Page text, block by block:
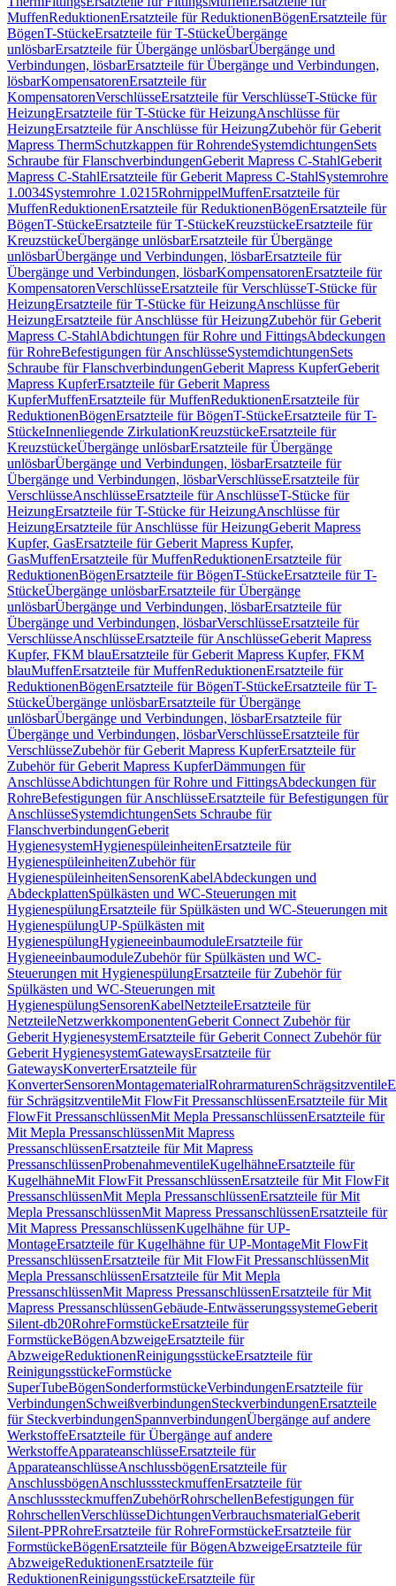
MuffenReduktionenErsatzteile für ReduktionenBögenErsatzteile für
BögenT-StückeErsatzteile für T-StückeÜbergänge
unlösbarErsatzteile für Übergänge unlösbarÜbergänge und
Verbindungen, lösbarErsatzteile für Übergänge und Verbindungen,
lösbarKompensatorenErsatzteile für
KompensatorenVerschlüsseErsatzteile für VerschlüsseT-Stücke für
HeizungErsatzteile für T-Stücke für HeizungAnschlüsse für
HeizungErsatzteile für Anschlüsse für HeizungZubehör für Geberit
Mapress ThermSchutzkappen für RohrendeSystemdichtungenSets
Schraube für FlanschverbindungenGeberit Mapress C-StahlGeberit
Mapress C-StahlErsatzteile für Geberit Mapress C-StahlSystemrohre
1.0034Systemrohre 1.0215RohrnippelMuffenErsatzteile für
MuffenReduktionenErsatzteile für ReduktionenBögenErsatzteile für
BögenT-StückeErsatzteile für T-StückeKreuzstückeErsatzteile für
KreuzstückeÜbergänge unlösbarErsatzteile für Übergänge
unlösbarÜbergänge und Verbindungen, lösbarErsatzteile für
Übergänge und Verbindungen, lösbarKompensatorenErsatzteile für
KompensatorenVerschlüsseErsatzteile für VerschlüsseT-Stücke für
HeizungErsatzteile für T-Stücke für HeizungAnschlüsse für
HeizungErsatzteile für Anschlüsse für HeizungZubehör für Geberit
Mapress C-StahlAbdichtungen für Rohre und FittingsAbdeckungen
für RohreBefestigungen für AnschlüsseSystemdichtungenSets
Schraube für FlanschverbindungenGeberit Mapress KupferGeberit
Mapress KupferErsatzteile für Geberit Mapress
KupferMuffenErsatzteile für MuffenReduktionenErsatzteile für
ReduktionenBögenErsatzteile für BögenT-StückeErsatzteile für T-
StückeInnenliegende ZirkulationKreuzstückeErsatzteile für
KreuzstückeÜbergänge unlösbarErsatzteile für Übergänge
unlösbarÜbergänge und Verbindungen, lösbarErsatzteile für
Übergänge und Verbindungen, lösbarVerschlüsseErsatzteile für
VerschlüsseAnschlüsseErsatzteile für AnschlüsseT-Stücke für
HeizungErsatzteile für T-Stücke für HeizungAnschlüsse für
HeizungErsatzteile für Anschlüsse für HeizungGeberit Mapress
Kupfer, GasErsatzteile für Geberit Mapress Kupfer,
GasMuffenErsatzteile für MuffenReduktionenErsatzteile für
ReduktionenBögenErsatzteile für BögenT-StückeErsatzteile für T-
StückeÜbergänge unlösbarErsatzteile für Übergänge
unlösbarÜbergänge und Verbindungen, lösbarErsatzteile für
Übergänge und Verbindungen, lösbarVerschlüsseErsatzteile für
VerschlüsseAnschlüsseErsatzteile für AnschlüsseGeberit Mapress
Kupfer, FKM blauErsatzteile für Geberit Mapress Kupfer, FKM
blauMuffenErsatzteile für MuffenReduktionenErsatzteile für
ReduktionenBögenErsatzteile für BögenT-StückeErsatzteile für T-
StückeÜbergänge unlösbarErsatzteile für Übergänge
unlösbarÜbergänge und Verbindungen, lösbarErsatzteile für
Übergänge und Verbindungen, lösbarVerschlüsseErsatzteile für
VerschlüsseZubehör für Geberit Mapress KupferErsatzteile für
Zubehör für Geberit Mapress KupferDämmungen für
AnschlüsseAbdichtungen für Rohre und FittingsAbdeckungen für
RohreBefestigungen für AnschlüsseErsatzteile für Befestigungen für
AnschlüsseSystemdichtungenSets Schraube für
FlanschverbindungenGeberit
HygienesystemHygienespüleinheitenErsatzteile für
HygienespüleinheitenZubehör für
HygienespüleinheitenSensorenKabelAbdeckungen und
AbdeckplattenSpülkästen und WC-Steuerungen mit
HygienespülungErsatzteile für Spülkästen und WC-Steuerungen mit
HygienespülungUP-Spülkästen mit
HygienespülungHygieneeinbaumoduleErsatzteile für
HygieneeinbaumoduleZubehör für Spülkästen und WC-
Steuerungen mit HygienespülungErsatzteile für Zubehör für
Spülkästen und WC-Steuerungen mit
HygienespülungSensorenKabelNetzteileErsatzteile für
NetzteileNetzwerkkomponentenGeberit Connect Zubehör für
Geberit HygienesystemErsatzteile für Geberit Connect Zubehör für
Geberit HygienesystemGatewaysErsatzteile für
GatewaysKonverterErsatzteile für
KonverterSensorenMontagematerialRohrarmaturenSchrägsitzventile
für SchrägsitzventileMit FlowFit PressanschlüssenErsatzteile für Mit
FlowFit PressanschlüssenMit Mepla PressanschlüssenErsatzteile für
Mit Mepla PressanschlüssenMit Mapress
PressanschlüssenErsatzteile für Mit Mapress
PressanschlüssenProbenahmeventileKugelhähneErsatzteile für
KugelhähneMit FlowFit PressanschlüssenErsatzteile für Mit FlowFit
PressanschlüssenMit Mepla PressanschlüssenErsatzteile für Mit
Mepla PressanschlüssenMit Mapress PressanschlüssenErsatzteile für
Mit Mapress PressanschlüssenKugelhähne für UP-
MontageErsatzteile für Kugelhähne für UP-MontageMit FlowFit
PressanschlüssenErsatzteile für Mit FlowFit PressanschlüssenMit
Mepla PressanschlüssenErsatzteile für Mit Mepla
PressanschlüssenMit Mapress PressanschlüssenErsatzteile für Mit
Mapress PressanschlüssenGebäude-EntwässerungssystemeGeberit
Silent-db20RohreFormstückeErsatzteile für
FormstückeBögenAbzweigeErsatzteile für
AbzweigeReduktionenReinigungsstückeErsatzteile für
ReinigungsstückeFormstücke
SuperTubeBögenSonderformstückeVerbindungenErsatzteile für
VerbindungenSchweißverbindungenSteckverbindungenErsatzteile
für SteckverbindungenSpannverbindungenÜbergänge auf andere
WerkstoffeErsatzteile für Übergänge auf andere
WerkstoffeApparateanschlüsseErsatzteile für
ApparateanschlüsseAnschlussbögenErsatzteile für
AnschlussbögenAnschlusssteckmuffenErsatzteile für
AnschlusssteckmuffenZubehörRohrschellenBefestigungen für
RohrschellenVerschlüsseDichtungenVerbrauchsmaterialGeberit
Silent-PPRohreErsatzteile für RohreFormstückeErsatzteile für
FormstückeBögenErsatzteile für BögenAbzweigeErsatzteile für
AbzweigeReduktionenErsatzteile für
ReduktionenReinigungsstückeErsatzteile für